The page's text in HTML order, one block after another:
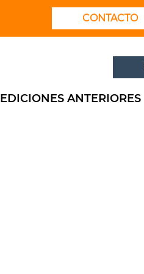
CONTACTO
EDICIONES ANTERIORES